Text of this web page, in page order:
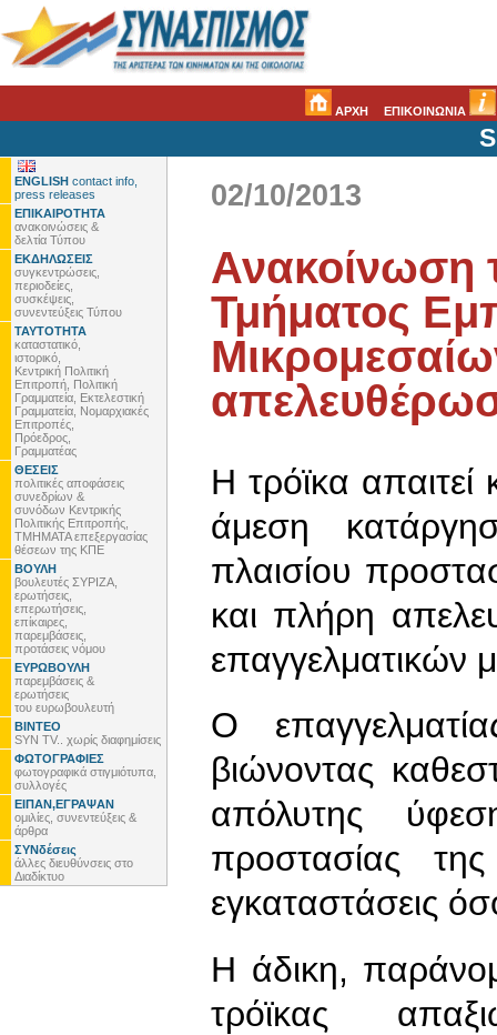
ΑΡΧΗ ΕΠΙΚΟΙΝΩΝΙΑ
ENGLISH contact info,
press releases
ΕΠΙΚΑΙΡΟΤΗΤΑ
ανακοινώσεις &
δελτία Τύπου
ΕΚΔΗΛΩΣΕΙΣ
συγκεντρώσεις,
περιοδείες,
συσκέψεις,
συνεντεύξεις Τύπου
ΤΑΥΤΟΤΗΤΑ
καταστατικό,
ιστορικό,
Κεντρική Πολιτική
Επιτροπή, Πολιτική
Γραμματεία, Εκτελεστική
Γραμματεία, Νομαρχιακές
Επιτροπές,
Πρόεδρος,
Γραμματέας
ΘΕΣΕΙΣ
πολιτικές αποφάσεις
συνεδρίων &
συνόδων Κεντρικής
Πολιτικής Επιτροπής,
ΤΜΗΜΑΤΑ επεξεργασίας
θέσεων της ΚΠΕ
ΒΟΥΛΗ
βουλευτές ΣΥΡΙΖΑ,
ερωτήσεις,
επερωτήσεις,
επίκαιρες,
παρεμβάσεις,
προτάσεις νόμου
ΕΥΡΩΒΟΥΛΗ
παρεμβάσεις &
ερωτήσεις
του ευρωβουλευτή
ΒΙΝΤΕΟ
SYN TV.. χωρίς διαφημίσεις
ΦΩΤΟΓΡΑΦΙΕΣ
φωτογραφικά στιγμιότυπα,
συλλογές
ΕΙΠΑΝ,ΕΓΡΑΨΑΝ
ομιλίες, συνεντεύξεις &
άρθρα
ΣΥΝδέσεις
άλλες διευθύνσεις στο
Διαδίκτυο
02/10/2013
Ανακοίνωση
Τμήματος
Η τρόϊκα
άμεση
πλαισίου
και πλήρη
επαγγελματικών
Ο
βιώνοντας
απόλυτης
προστασίας
εγκαταστάσεις
Η άδικη,
τρόϊκας